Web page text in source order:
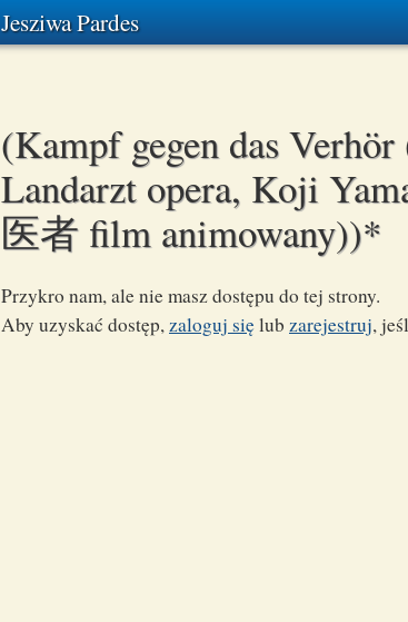
Jesziwa Pardes
(Kampf gegen das
Landarzt opera, Koji
医者 film animowany))*
Przykro nam, ale nie masz dostępu do tej strony.
Aby uzyskać dostęp,zaloguj sięlub zarejestruj,